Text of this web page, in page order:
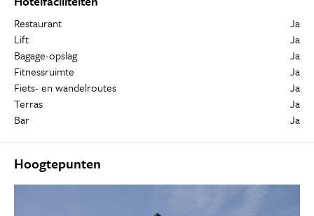
Restaurant
Ja
Lift
Ja
Bagage-opslag
Ja
Fitnessruimte
Ja
Fiets- en wandelroutes
Ja
Terras
Ja
Bar
Ja
Hoogtepunten